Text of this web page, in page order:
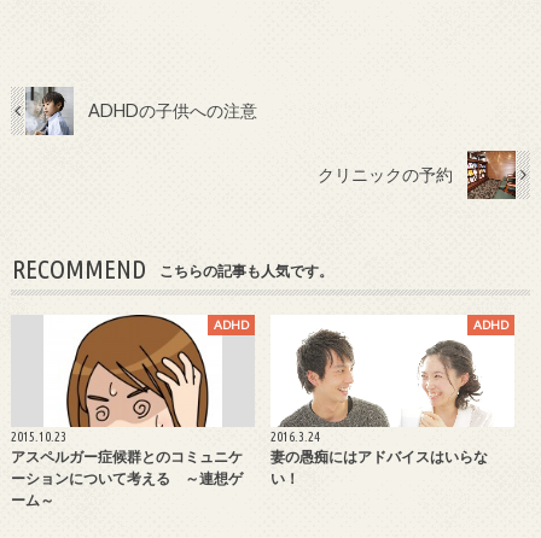
ADHDの子供への注意
クリニックの予約
RECOMMEND こちらの記事も人気です。
ADHD
2015.10.23
アスペルガー症候群とのコミュニケ
ーションについて考える ～連想ゲ
ーム～
ADHD
2016.3.24
妻の愚痴にはアドバイスはいらな
い！